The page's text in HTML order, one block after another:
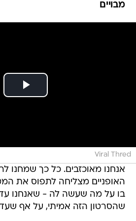
מבויים
Viral Thred
אנחנו מאוכזבים. כל כך שמחנו
האופניים מצליחה לתפוס את
בו על מה שעשה לה - שאנחנו
שהסרטון הזה אמיתי, על אף